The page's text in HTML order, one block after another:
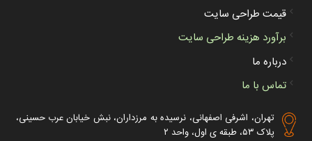
قیمت طراحی سایت
برآورد هزینه طراحی سایت
درباره ما
تماس با ما
تهران، اشرفی اصفهانی، نرسیده به مرزداران، نبش خیابان عرب حسینی،
پلاک ۵۳، طبقه ی اول، واحد ۲